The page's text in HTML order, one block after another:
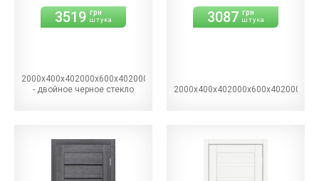
3519 грн
штука
2000х400х402000х600х402000х700х402000х800х402000х900х40BG
- двойное черное стекло
3087 грн
штука